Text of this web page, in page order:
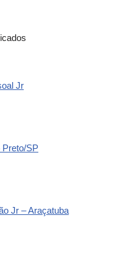
Jr
Preto/SP
Jr – Araçatuba